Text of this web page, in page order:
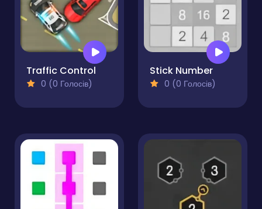
Traffic Control
0 (0 Голосів)
Stick Number
0 (0 Голосів)